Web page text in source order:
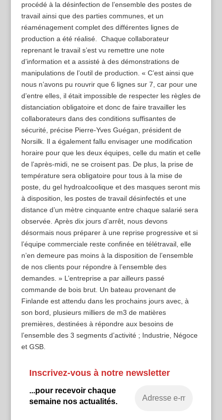
procédé à la désinfection de l’ensemble des postes de
travail ainsi que des parties communes, et un
réaménagement complet des différentes lignes de
production a été réalisé. Chaque collaborateur
reprenant le travail s’est vu remettre une note
d’information et a assisté à des démonstrations de
manipulations de l’outil de production. « C’est ainsi que
nous n’avons pu rouvrir que 6 lignes sur 7, car pour une
d’entre elles, il était impossible de respecter les règles de
distanciation obligatoire et donc de faire travailler les
collaborateurs dans des conditions suffisantes de
sécurité, précise Pierre-Yves Guégan, président de
Norsilk. Il a également fallu envisager une modification
horaire pour que les deux équipes, celle du matin et celle
de l’après-midi, ne se croisent pas. De plus, la prise de
température sera obligatoire pour tous à la mise de
poste, du gel hydroalcoolique et des masques seront mis
à disposition, les postes de travail désinfectés et une
distance d’un mètre cinquante entre chaque salarié sera
observée. Après dix jours d’arrêt, nous devons
désormais nous préparer à une reprise progressive et si
l’équipe commerciale reste confinée en télétravail, elle
n’en demeure pas moins à la disposition de l’ensemble
de nos clients pour répondre à l’ensemble des
demandes. » L’entreprise a par ailleurs passé
commande de bois brut. Un bateau provenant de
Finlande est attendu dans les prochains jours avec, à
son bord, plusieurs milliers de m3 de matières
premières, destinées à répondre aux besoins de
l’ensemble des 3 segments d’activité ; Industrie, Négoce
et GSB.
Inscrivez-vous à notre newsletter
...pour recevoir chaque
semaine nos actualités.